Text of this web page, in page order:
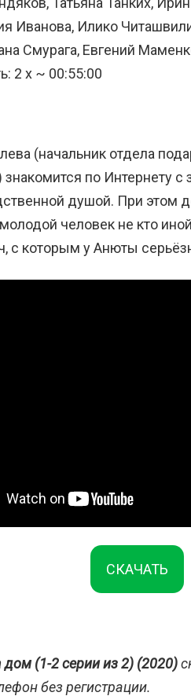
Иванова, Илико
Смурага, Евгений
2 x ~ 00:55:00
(начальник отдела
знакомится по Интернету
душой. При этом
человек не кто
с которым у Анюты
СКАЧАТЬ
(1-2 серии из 2) (2020)
без регистрации.